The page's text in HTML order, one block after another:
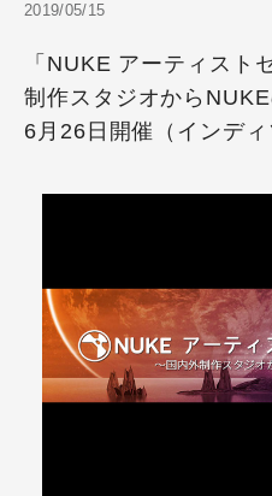
2019/05/15
「NUKE アーティスト
制作スタジオから
6月26日開催（インディ